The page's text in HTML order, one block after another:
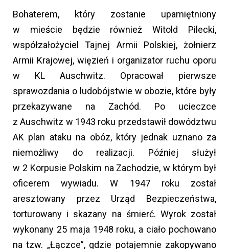
Bohaterem, który zostanie upamiętniony
w mieście będzie również Witold Pilecki,
współzałożyciel Tajnej Armii Polskiej, żołnierz
Armii Krajowej, więzień i organizator ruchu oporu
w KL Auschwitz. Opracował pierwsze
sprawozdania o ludobójstwie w obozie, które były
przekazywane na Zachód. Po ucieczce
z Auschwitz w 1943 roku przedstawił dowództwu
AK plan ataku na obóz, który jednak uznano za
niemożliwy do realizacji. Później służył
w 2 Korpusie Polskim na Zachodzie, w którym był
oficerem wywiadu. W 1947 roku został
aresztowany przez Urząd Bezpieczeństwa,
torturowany i skazany na śmierć. Wyrok został
wykonany 25 maja 1948 roku, a ciało pochowano
na tzw. „Łączce”, gdzie potajemnie zakopywano